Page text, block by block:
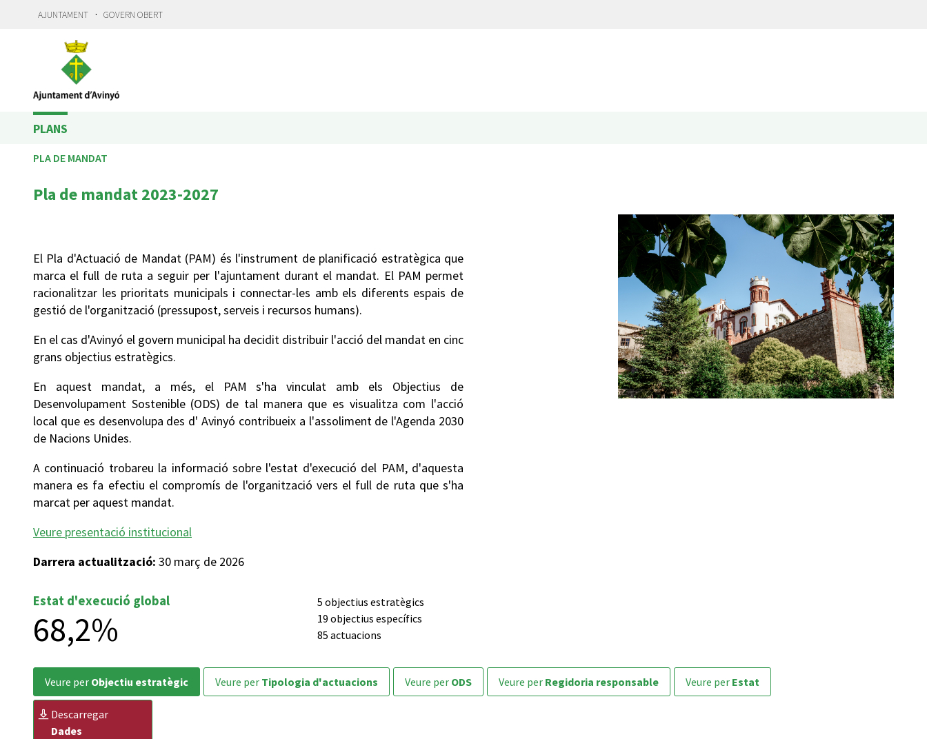
AJUNTAMENT · GOVERN OBERT
PLANS
PLA DE MANDAT
Pla de mandat 2023-2027
El Pla d'Actuació de Mandat (PAM) és l'instrument de planificació estratègica que
marca el full de ruta a seguir per l'ajuntament durant el mandat. El PAM permet
racionalitzar les prioritats municipals i connectar-les amb els diferents espais de
gestió de l'organització (pressupost, serveis i recursos humans).
En el cas d'Avinyó el govern municipal ha decidit distribuir l'acció del mandat en cinc
grans objectius estratègics.
En aquest mandat, a més, el PAM s'ha vinculat amb els Objectius de
Desenvolupament Sostenible (ODS) de tal manera que es visualitza com l'acció
local que es desenvolupa des d' Avinyó contribueix a l'assoliment de l'Agenda 2030
de Nacions Unides.
A continuació trobareu la informació sobre l'estat d'execució del PAM, d'aquesta
manera es fa efectiu el compromís de l'organització vers el full de ruta que s'ha
marcat per aquest mandat.
Veure presentació institucional
Darrera actualització: 30 març de 2026
Estat d'execució global
68,2%
5 objectius estratègics
19 objectius específics
85 actuacions
veure per Objectiu estratègic veure per Tipologia d'actuacions veure per ODS veure per Regidoria responsable veure per Estat
descarregar
Dades